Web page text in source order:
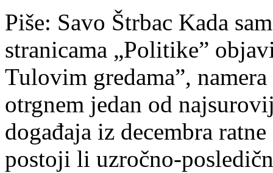
Piše: Savo Štrbac Kada
stranicama „Politike”
Tulovim gredama”,
otrgnem jedan od
događaja iz decembra
postoji li uzročno-